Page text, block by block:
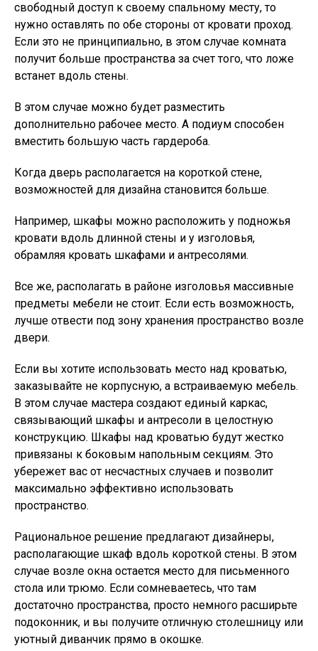
свободный доступ к своему спальному месту, то
нужно оставлять по обе стороны от кровати проход.
Если это не принципиально, в этом случае комната
получит больше пространства за счет того, что ложе
встанет вдоль стены.
В этом случае можно будет разместить
дополнительно рабочее место. А подиум способен
вместить большую часть гардероба.
Когда дверь располагается на короткой стене,
возможностей для дизайна становится больше.
Например, шкафы можно расположить у подножья
кровати вдоль длинной стены и у изголовья,
обрамляя кровать шкафами и антресолями.
Все же, располагать в районе изголовья массивные
предметы мебели не стоит. Если есть возможность,
лучше отвести под зону хранения пространство возле
двери.
Если вы хотите использовать место над кроватью,
заказывайте не корпусную, а встраиваемую мебель.
В этом случае мастера создают единый каркас,
связывающий шкафы и антресоли в целостную
конструкцию. Шкафы над кроватью будут жестко
привязаны к боковым напольным секциям. Это
убережет вас от несчастных случаев и позволит
максимально эффективно использовать
пространство.
Рациональное решение предлагают дизайнеры,
располагающие шкаф вдоль короткой стены. В этом
случае возле окна остается место для письменного
стола или трюмо. Если сомневаетесь, что там
достаточно пространства, просто немного расширьте
подоконник, и вы получите отличную столешницу или
уютный диванчик прямо в окошке.